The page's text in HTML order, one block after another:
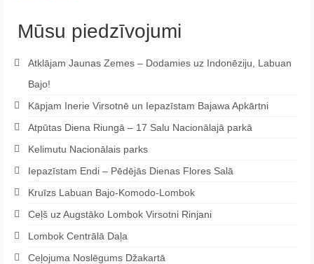
Mūsu piedzīvojumi
Atklājam Jaunas Zemes – Dodamies uz Indonēziju, Labuan
Bajo!
Kāpjam Inerie Virsotnē un Iepazīstam Bajawa Apkārtni
Atpūtas Diena Riungā – 17 Salu Nacionālajā parkā
Kelimutu Nacionālais parks
Iepazīstam Endi – Pēdējās Dienas Flores Salā
Kruīzs Labuan Bajo-Komodo-Lombok
Ceļš uz Augstāko Lombok Virsotni Rinjani
Lombok Centrālā Daļa
Ceļojuma Noslēgums Džakartā